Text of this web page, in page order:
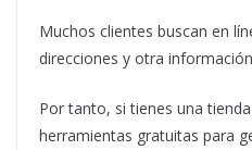
Muchos clientes buscan en
direcciones y otra
Por tanto, si tienes una
herramientas gratuitas para